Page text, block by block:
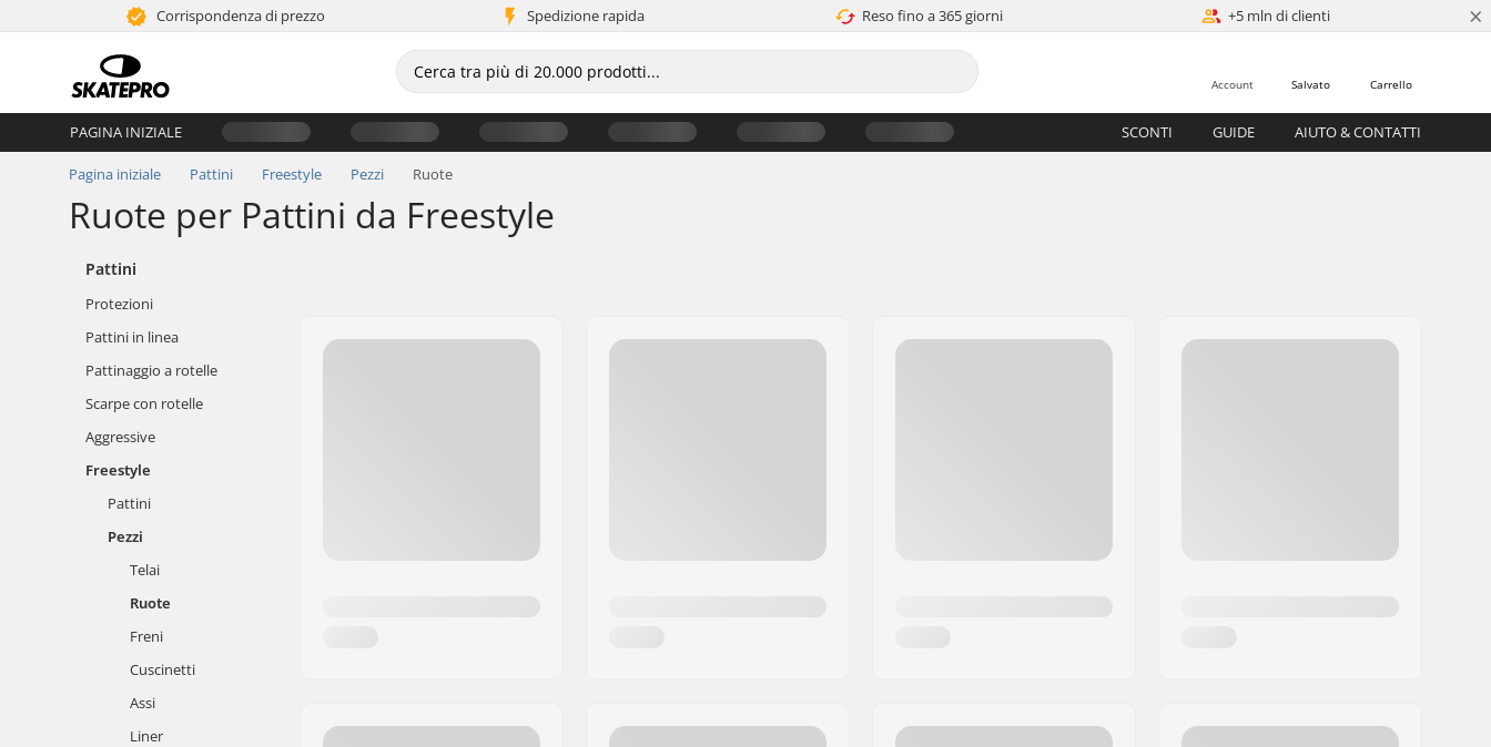
Corrispondenza di prezzo Spedizione rapida Reso fino a 365 giorni +5 mln di clienti ×
Carrello
Salvato
Account
PAGINA INIZIALE SCONTI GUIDE AIUTO & CONTATTI
Pagina iniziale Pattini Freestyle Pezzi Ruote
Ruote per Pattini da Freestyle
Pattini
Protezioni
Pattini in linea
Pattinaggio a rotelle
Scarpe con rotelle
Aggressive
Freestyle
Pattini
Pezzi
Telai
Ruote
Freni
Cuscinetti
Assi
Liner